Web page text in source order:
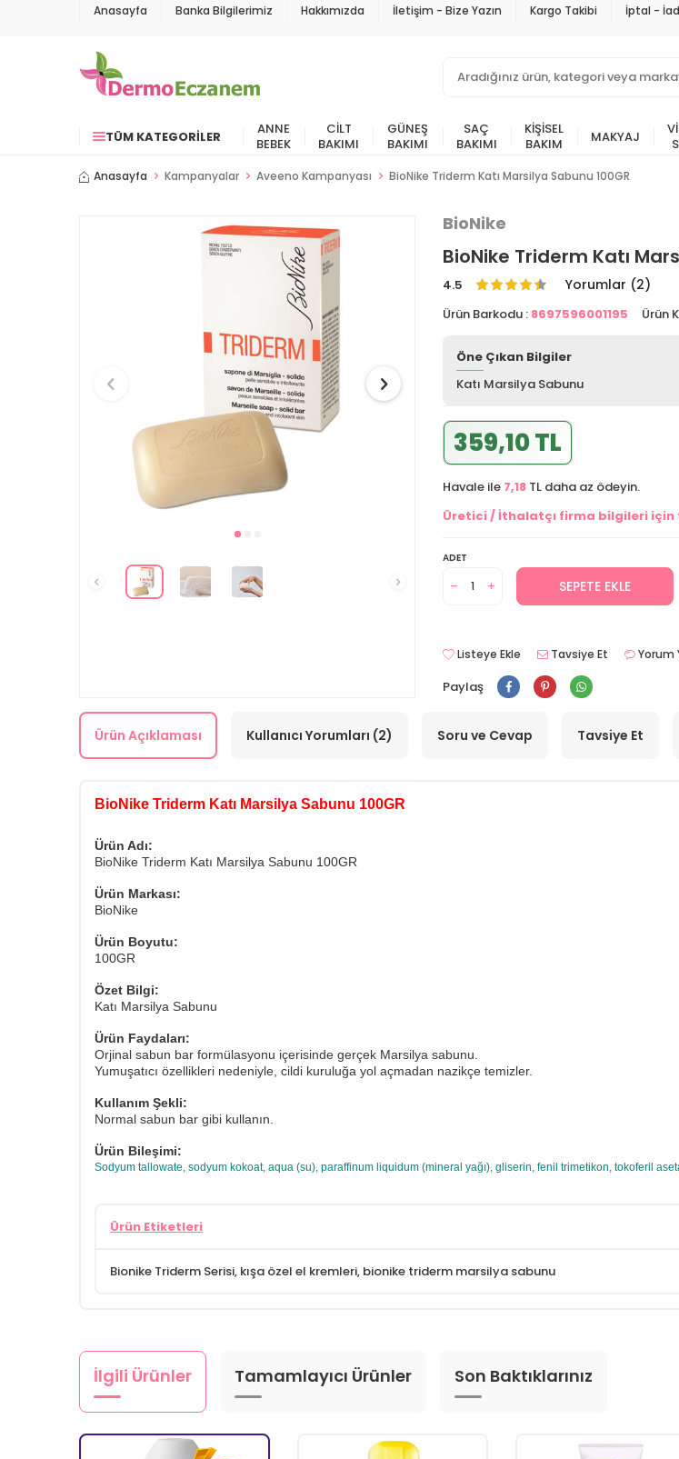
Anasayfa Banka Bilgilerimiz Hakkımızda İletişim - Bize Yazın Kargo Takibi İptal -
TÜM KATEGORILER
ANNE
BEBEK
CILT
BAKIMI
GÜNEŞ
BAKIMI
SAÇ
BAKIMI
KIŞISEL
BAKIM
MAKYAJ
Anasayfa Kampanyalar Aveeno Kampanyası BioNike Triderm Katı Marsilya Sabunu 100GR
BioNike
BioNike Triderm Katı
4.5 Yorumlar (2)
Ürün Barkodu : 8697596001195 Ürün
Öne Çıkan Bilgiler
Katı Marsilya Sabunu
359,10 TL
Havale ile 7,18 TL daha az ödeyin.
Üretici / İthalatçı firma bilgileri için
ADET
SEPETE EKLE
Listeye Ekle Tavsiye Et Yorum
Paylaş
Ürün Açıklaması Kullanıcı Yorumları (2) Soru ve Cevap Tavsiye Et
BioNike Triderm Katı Marsilya Sabunu 100GR
Ürün Adı:
BioNike Triderm Katı Marsilya Sabunu 100GR
Ürün Markası:
BioNike
Ürün Boyutu:
100GR
Özet Bilgi:
Katı Marsilya Sabunu
Ürün Faydaları:
Orjinal sabun bar formülasyonu içerisinde gerçek Marsilya sabunu.
Yumuşatıcı özellikleri nedeniyle, cildi kuruluğa yol açmadan nazikçe temizler.
Kullanım Şekli:
Normal sabun bar gibi kullanın.
Ürün Bileşimi:
Sodyum tallowate, sodyum kokoat, aqua (su), paraffinum liquidum (mineral yağı), gliserin, fenil trimetikon, tokoferil
Ürün Etiketleri
Bionike Triderm Serisi, kışa özel el kremleri, bionike triderm marsilya sabunu
İlgili Ürünler Tamamlayıcı Ürünler Son Baktıklarınız